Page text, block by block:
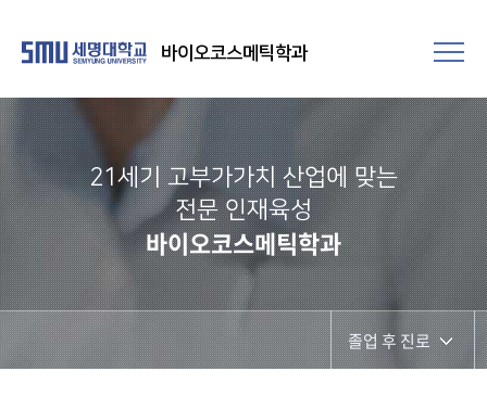
바이오코스메틱학과
21세기 고부가가치 산업에 맞는
전문 인재육성
바이오코스메틱학과
졸업 후 진로